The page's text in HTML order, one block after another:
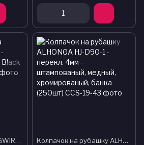
Законцовка троса JAGWIRE BOT117-AB - диам. 1.2мм и тоньше Black (500шт)
Колпачок на рубашку ALHONGA HJ-D90-1 - перекл. 4мм - штампованый, медный, хромированый, банка (250шт)